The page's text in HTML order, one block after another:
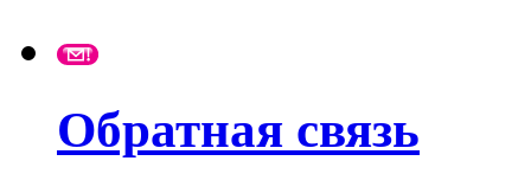
Обратная связь